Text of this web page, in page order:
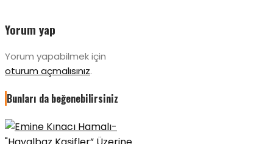
Yorum yap
Yorum yapabilmek için
oturum açmalısınız.
Bunları da beğenebilirsiniz